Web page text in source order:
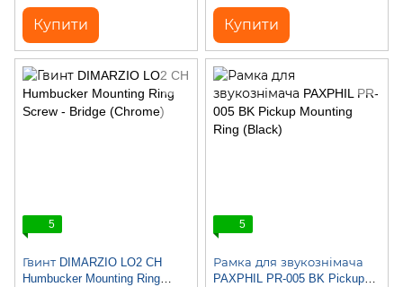
Купити Купити
5
Гвинт DIMARZIO LO2 CH
Humbucker Mounting Ring
5
Рамка для звукознімача
PAXPHIL PR-005 BK Pickup